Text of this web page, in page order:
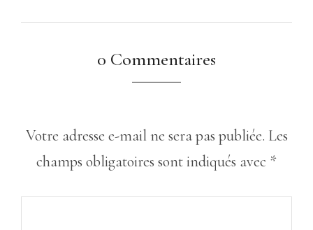
0 Commentaires
Votre adresse e-mail ne sera pas publiée. Les
champs obligatoires sont indiqués avec *